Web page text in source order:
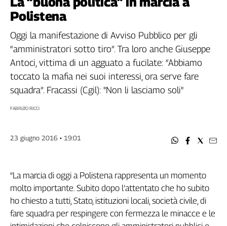
Filcams
Filctem
Fillea
Filt
Fiom
Fisac
Fp
Slc
Caaf
Speciali
G8
Polistena
Oggi la manifestazione di Avviso Pubblico per gli
“amministratori sotto tiro”. Tra loro anche Giuseppe
Antoci, vittima di un agguato a fucilate: “Abbiamo
toccato la mafia nei suoi interessi, ora serve fare
squadra”. Fracassi (Cgil): "Non li lasciamo soli"
FABRIZIO RICCI
23 giugno 2016 • 19:01
“La marcia di oggi a Polistena rappresenta un momento
molto importante. Subito dopo l’attentato che ho subito
ho chiesto a tutti, Stato, istituzioni locali, società civile, di
fare squadra per respingere con fermezza le minacce e le